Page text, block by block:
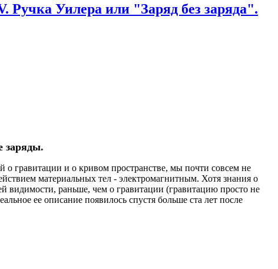
Ручка Уилера или "Заряд без заряда".
заряды.
гравитации и о кривом пространстве, мы почти совсем не
материальных тел - электромагнитным. Хотя знания о
видимости, раньше, чем о гравитации (гравитацию просто не
ее описание появилось спустя больше ста лет после